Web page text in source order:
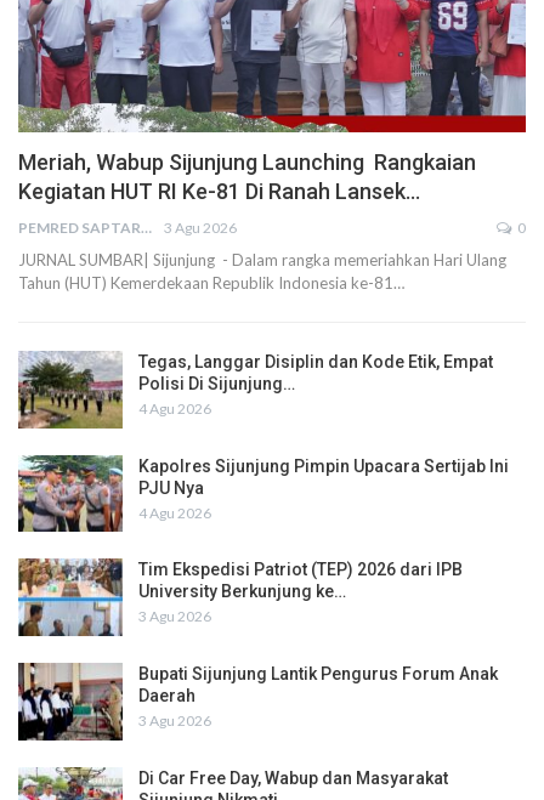
Meriah, Wabup Sijunjung Launching Rangkaian
Kegiatan HUT RI Ke-81 Di Ranah Lansek…
PEMRED SAPTARIUS 3 Agu 2026 0
JURNAL SUMBAR| Sijunjung - Dalam rangka memeriahkan Hari Ulang
Tahun (HUT) Kemerdekaan Republik Indonesia ke-81…
Tegas, Langgar Disiplin dan Kode Etik, Empat
Polisi Di Sijunjung…
4 Agu 2026
Kapolres Sijunjung Pimpin Upacara Sertijab Ini
PJU Nya
4 Agu 2026
Tim Ekspedisi Patriot (TEP) 2026 dari IPB
University Berkunjung ke…
3 Agu 2026
Bupati Sijunjung Lantik Pengurus Forum Anak
Daerah
3 Agu 2026
Di Car Free Day, Wabup dan Masyarakat